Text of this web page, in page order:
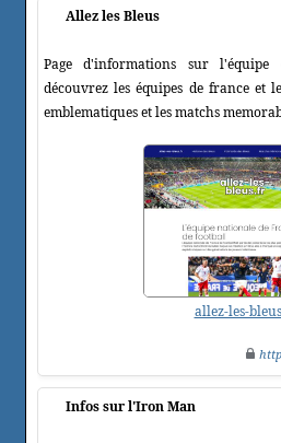
Allez les Bleus
Page d'informations sur
découvrez les équipes de france et
emblematiques et les matchs
allez-les-
Infos sur l'Iron Man